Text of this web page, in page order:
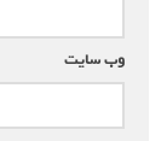
وب‌ سایت